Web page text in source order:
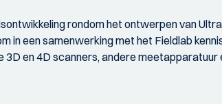
rondom het ontwerpen van
in een samenwerking met het Fieldlab
en 4D scanners, andere